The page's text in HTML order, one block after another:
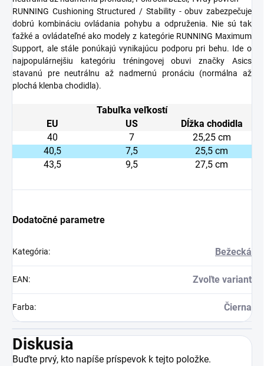
RUNNING Cushioning Structured / Stability - obuv zabezpečuje
dobrú kombináciu ovládania pohybu a odpruženia. Nie sú tak
ťažké a ovládateľné ako modely z kategórie RUNNING Maximum
Support, ale stále ponúkajú vynikajúcu podporu pri behu. Ide o
najpopulárnejšiu kategóriu tréningovej obuvi značky Asics
stavanú pre neutrálnu až nadmernú pronáciu (normálna až
plochá klenba chodidla).
Tabuľka veľkostí
EU
US
Dĺžka chodidla
40
7
25,25 cm
40,5
7,5
25,5 cm
43,5
9,5 27,5 cm
Dodatočné parametre
Kategória: Bežecká
EAN: Zvoľte variant
Farba: Čierna
Diskusia
Buďte prvý, kto napíše príspevok k tejto položke.